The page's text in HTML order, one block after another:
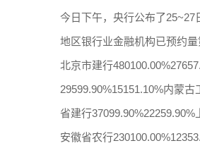
今日下午，央行公布了25~27
地区银行业金融机构已预约
北京市建行
29599.90%15151.10%内蒙
省建行
安徽省农行